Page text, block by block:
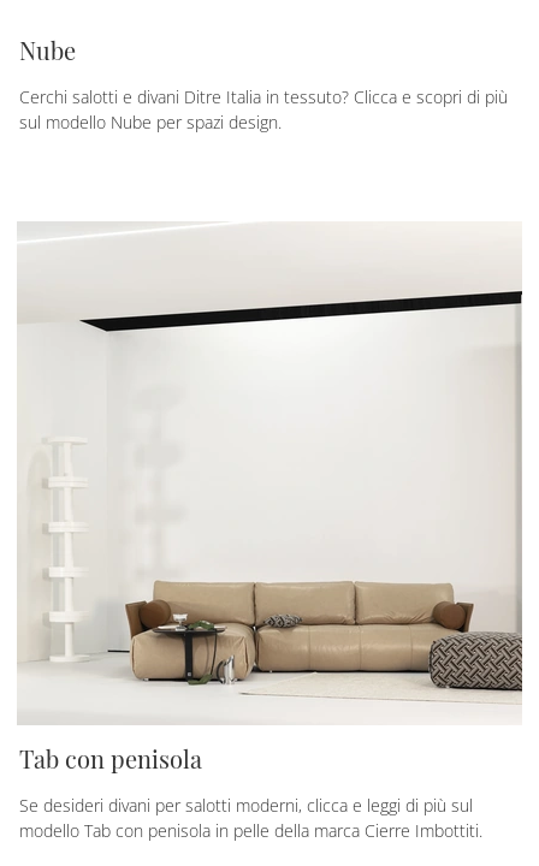
Nube
Cerchi salotti e divani Ditre Italia in tessuto? Clicca e scopri di più
sul modello Nube per spazi design.
Tab con penisola
Se desideri divani per salotti moderni, clicca e leggi di più sul
modello Tab con penisola in pelle della marca Cierre Imbottiti.